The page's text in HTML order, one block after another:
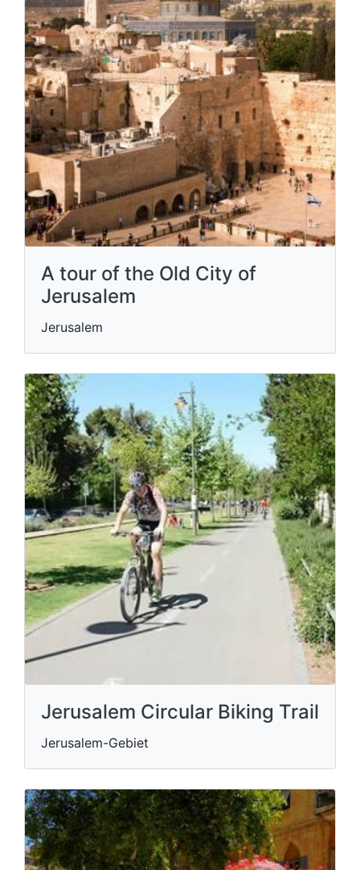
A tour of the Old City of
Jerusalem
Jerusalem
Jerusalem Circular Biking Trail
Jerusalem-Gebiet